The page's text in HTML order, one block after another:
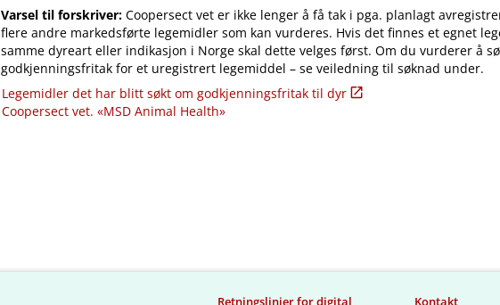
Varsel til forskriver:Coopersect vet er ikke lenger å få tak i pga. planlagt
flere andre markedsførte legemidler som kan vurderes. Hvis det finnes et egnet
samme dyreart eller indikasjon i Norge skal dette velges først. Om du vurderer å
godkjenningsfritak for et uregistrert legemiddel – se veiledning til søknad under.
Legemidler det har blitt søkt om godkjenningsfritak til dyr
Coopersect vet. «MSD Animal Health»
Retningslinjer for digital
Kontakt